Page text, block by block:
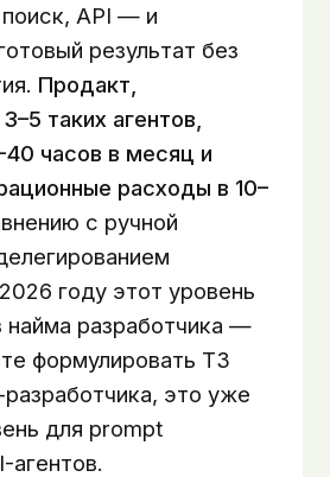
API — и
результат без
Продакт,
таких агентов,
часов в месяц и
расходы в 10–
с ручной
году этот уровень
найма разработчика —
формулировать ТЗ
это уже
для prompt
агентов.